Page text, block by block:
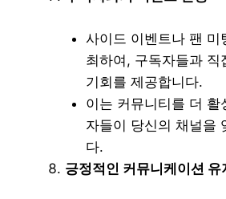
사이드 이벤트나 팬 미
최하여, 구독자들과 직
기회를 제공합니다.
이는 커뮤니티를 더 활
자들이 당신의 채널을
다.
긍정적인 커뮤니케이션 유